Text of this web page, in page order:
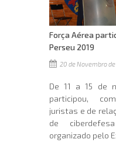
Força Aérea
Perseu 2019
20 de Novembro de
De 11 a 15 de
participou,
juristas e de
de
organizado pelo